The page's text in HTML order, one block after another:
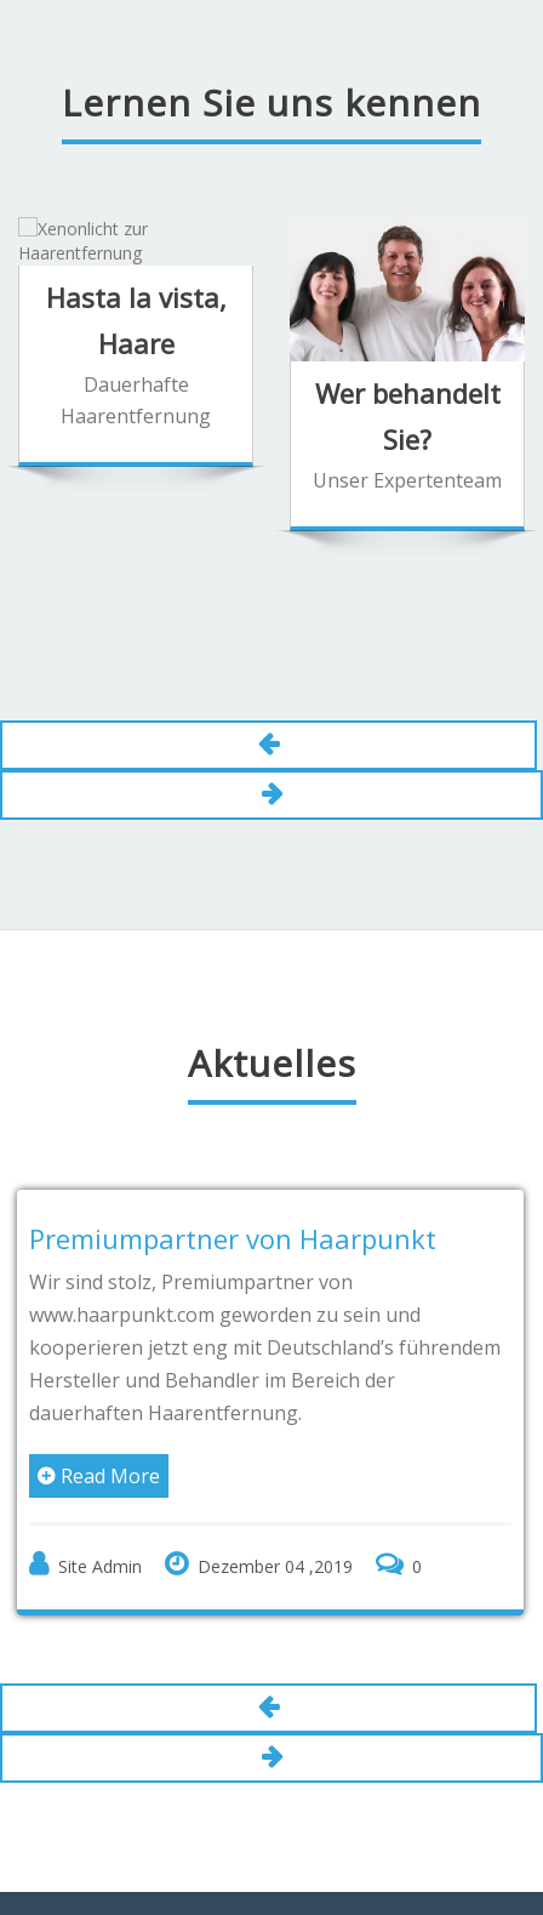
Lernen Sie uns kennen
Hasta la vista,
Haare
Dauerhafte
Haarentfernung
Wer behandelt
Sie?
Unser Expertenteam
Aktuelles
von Haarpunkt
sind stolz, Premiumpartner von
geworden zu sein und
jetzt eng mit Deutschland’s führendem
und Behandler im Bereich der
Haarentfernung.
Read More
Site Admin Dezember 04 ,2019